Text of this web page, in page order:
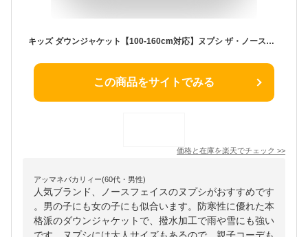
キッズ ダウンジャケット【100-160cm対応】ヌプシ ザ・ノース・フェイス North Face【男の子用 女の子用 カッコイイおしゃれアウター無地 防寒 はっ水】
この商品をサイトでみる
価格と在庫を楽天でチェック >>
アッマネバカリィー(60代・男性)
人気ブランド、ノースフェイスのヌプシがおすすめです
。男の子にも女の子にも似合います。防寒性に優れた本
格派のダウンジャケットで、撥水加工で雨や雪にも強い